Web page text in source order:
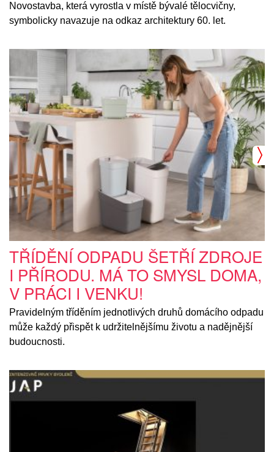
Novostavba, která vyrostla v místě bývalé tělocvičny,
symbolicky navazuje na odkaz architektury 60. let.
TŘÍDĚNÍ ODPADU ŠETŘÍ ZDROJE
I PŘÍRODU. MÁ TO SMYSL DOMA,
V PRÁCI I VENKU!
Pravidelným tříděním jednotlivých druhů domácího odpadu
může každý přispět k udržitelnějšímu životu a nadějnější
budoucnosti.